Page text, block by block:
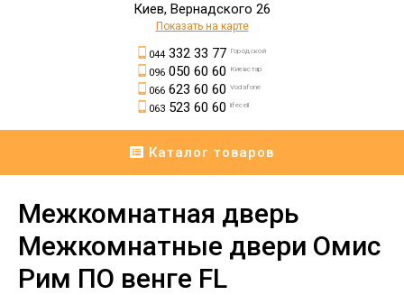
Киев, Вернадского 26
Показать на карте
044332 33 77 Городской
096050 60 60 Киевстар
066623 60 60 Vodafone
063523 60 60 lifecell
Каталог товаров
Межкомнатная дверь
Межкомнатные двери Омис
Рим ПО венге FL